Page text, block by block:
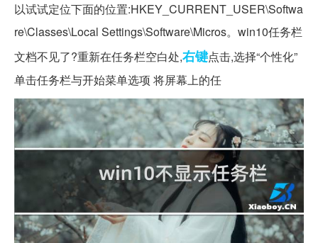
以试试定位下面的位置:HKEY_CURRENT_USER\Softwa
re\Classes\Local Settings\Software\Micros。win10任务栏
文档不见了?重新在任务栏空白处,右键点击,选择“个性化”
单击任务栏与开始菜单选项 将屏幕上的任